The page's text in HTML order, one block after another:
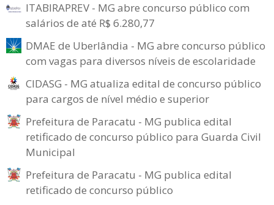
ITABIRAPREV - MG abre concurso público com
salários de até R$ 6.280,77
DMAE de Uberlândia - MG abre concurso público
com vagas para diversos níveis de escolaridade
CIDASG - MG atualiza edital de concurso público
para cargos de nível médio e superior
Prefeitura de Paracatu - MG publica edital
retificado de concurso público para Guarda Civil
Municipal
Prefeitura de Paracatu - MG publica edital
retificado de concurso público